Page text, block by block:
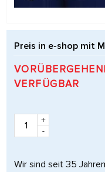
Preis in e-shop mit
VERFÜGBAR
+
-
Wir sind seit 35